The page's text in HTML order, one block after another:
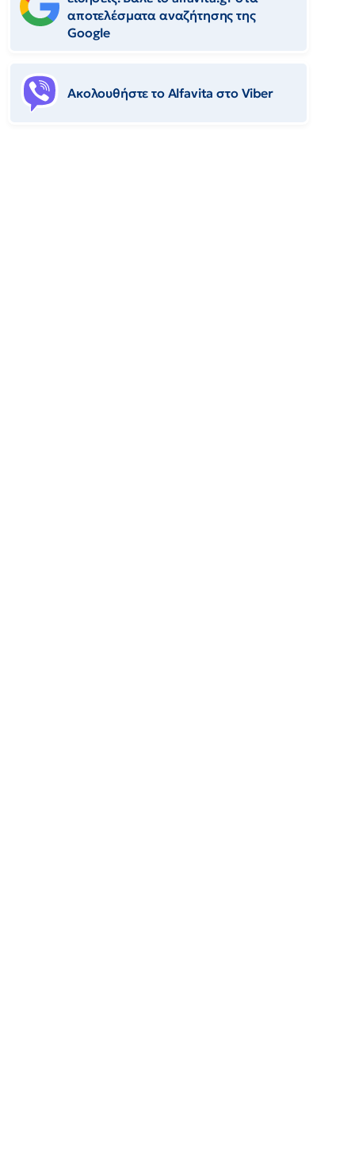
αποτελέσματα αναζήτησης της
Google
Ακολουθήστε το Αlfavita στο Viber